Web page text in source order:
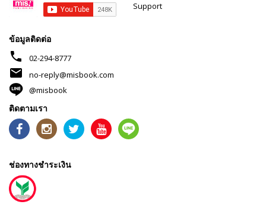
Support
ข้อมูลติดต่อ
phone 02-294-8777
mail
no-reply@misbook.com
@misbook
ติดตามเรา
ช่องทางชำระเงิน